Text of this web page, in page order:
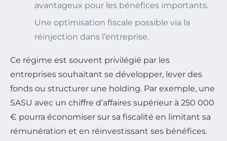
avantageux pour les bénéfices importants.
Une optimisation fiscale possible via la
réinjection dans l’entreprise.
Ce régime est souvent privilégié par les
entreprises souhaitant se développer, lever des
fonds ou structurer une holding. Par exemple, une
SASU avec un chiffre d’affaires supérieur à 250 000
€ pourra économiser sur sa fiscalité en limitant sa
rémunération et en réinvestissant ses bénéfices.